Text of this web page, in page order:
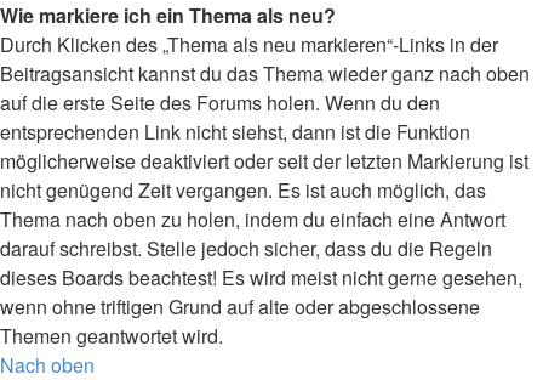
Wie markiere ich ein Thema als neu?
Durch Klicken des „Thema als neu markieren“-Links in der
Beitragsansicht kannst du das Thema wieder ganz nach oben
auf die erste Seite des Forums holen. Wenn du den
entsprechenden Link nicht siehst, dann ist die Funktion
möglicherweise deaktiviert oder seit der letzten Markierung ist
nicht genügend Zeit vergangen. Es ist auch möglich, das
Thema nach oben zu holen, indem du einfach eine Antwort
darauf schreibst. Stelle jedoch sicher, dass du die Regeln
dieses Boards beachtest! Es wird meist nicht gerne gesehen,
wenn ohne triftigen Grund auf alte oder abgeschlossene
Themen geantwortet wird.
Nach oben